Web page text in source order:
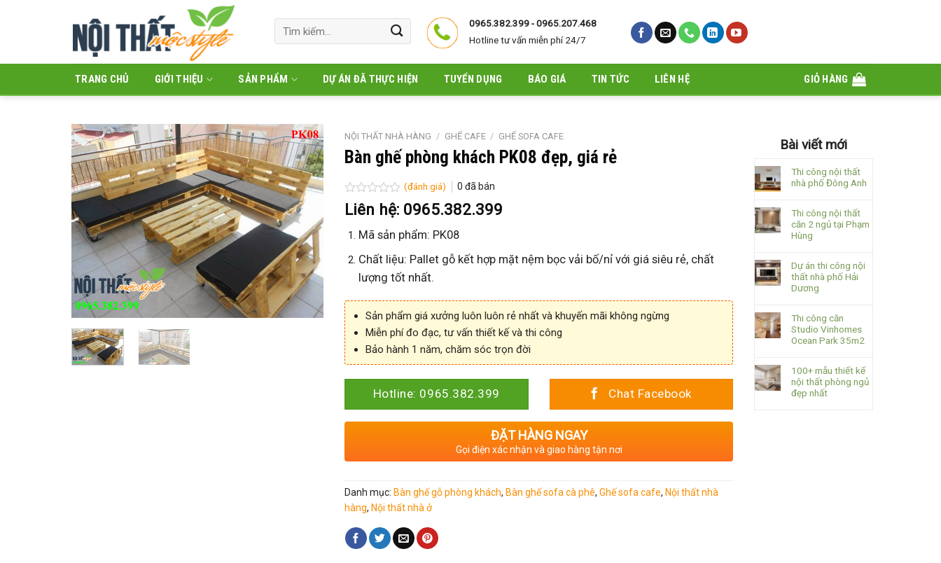
Tìm
0965.382.399 - 0965.207.468
Hotline tư vấn miễn phí 24/7
TRANG CHỦ GIỚI THIỆU SẢN PHẨM DỰ ÁN ĐÃ THỰC HIỆN TUYỂN DỤNG BÁO GIÁ TIN TỨC LIÊN HỆ GIỎ HÀNG
NỘI THẤT NHÀ HÀNG / GHẾ CAFE / GHẾ SOFA CAFE
Bàn ghế phòng khách PK08 đẹp, giá rẻ
Được
xếp
sao
(đánh giá) 0 đã bán
Liên hệ: 0965.382.399
Mã sản phẩm: PK08
Chất liệu: Pallet gỗ kết hợp mặt nệm bọc vải bố/nỉ với giá siêu rẻ, chất
lượng tốt nhất.
Sản phẩm giá xưởng luôn luôn rẻ nhất và khuyến mãi không ngừng
Miễn phí đo đạc, tư vấn thiết kế và thi công
Bảo hành 1 năm, chăm sóc trọn đời
Hotline: 0965.382.399 Chat Facebook
ĐẶT HÀNG NGAY
Gọi điện xác nhận và giao hàng tận nơi
Danh mục: Bàn ghế gỗ phòng khách, Bàn ghế sofa cà phê, Ghế sofa cafe, Nội thất nhà
hàng, Nội thất nhà ở
Bài viết mới
Thi công nội thất
nhà phố Đông Anh
Thi công nội thất
căn 2 ngủ tại Phạm
Hùng
Dự án thi công nội
thất nhà phố Hải
Dương
Thi công căn
Studio Vinhomes
Ocean Park 35m2
100+ mẫu thiết kế
nội thất phòng ngủ
đẹp nhất